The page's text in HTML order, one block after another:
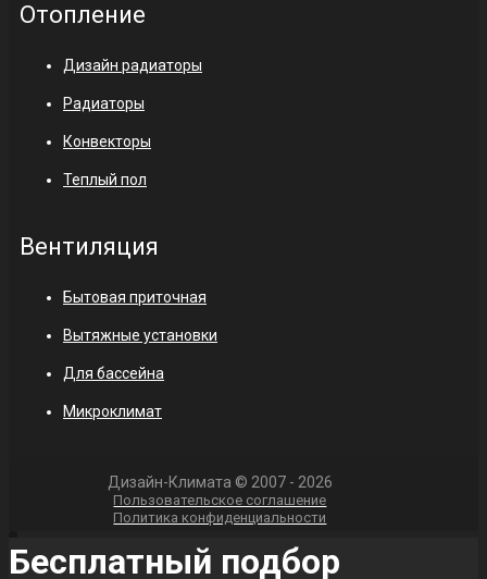
Отопление
Дизайн радиаторы
Радиаторы
Конвекторы
Теплый пол
Вентиляция
Бытовая приточная
Вытяжные установки
Для бассейна
Микроклимат
Дизайн-Климата © 2007 - 2026
Пользовательское соглашение
Политика конфиденциальности
Бесплатный подбор